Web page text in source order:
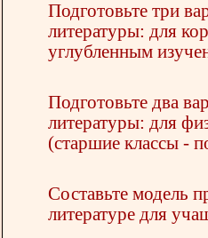
Подготовьте три
литературы: для
углубленным
Подготовьте два
литературы: для
(старшие классы -
Составьте модель
литературе для